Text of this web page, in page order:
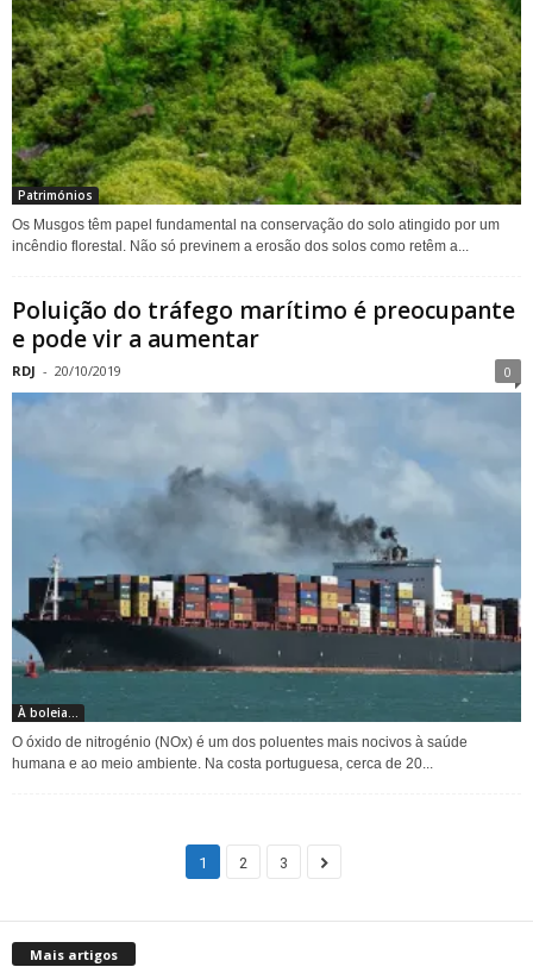
Patrimónios
Os Musgos têm papel fundamental na conservação do solo atingido por um
incêndio florestal. Não só previnem a erosão dos solos como retêm a...
Poluição do tráfego marítimo é preocupante
e pode vir a aumentar
RDJ - 20/10/2019 0
À boleia...
O óxido de nitrogénio (NOx) é um dos poluentes mais nocivos à saúde
humana e ao meio ambiente. Na costa portuguesa, cerca de 20...
1 2 3
Mais artigos